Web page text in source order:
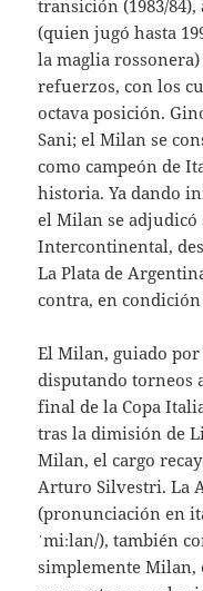
transición (1983/
(quien jugó hasta
la maglia
refuerzos, con los
octava posición.
Sani; el Milan se
como campeón de
historia. Ya dando
el Milan se adjudicó
Intercontinental,
La Plata de
contra, en
El Milan, guiado por
disputando torneos
final de la Copa
tras la dimisión de
Milan, el cargo
Arturo Silvestri. La
(pronunciación en
ˈmiːlan/), también
simplemente